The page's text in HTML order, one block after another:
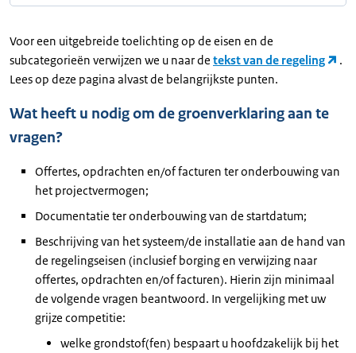
Voor een uitgebreide toelichting op de eisen en de
subcategorieën verwijzen we u naar de tekst van de regeling
.
Lees op deze pagina alvast de belangrijkste punten.
Wat heeft u nodig om de groenverklaring aan te
vragen?
Offertes, opdrachten en/of facturen ter onderbouwing van
het projectvermogen;
Documentatie ter onderbouwing van de startdatum;
Beschrijving van het systeem/de installatie aan de hand van
de regelingseisen (inclusief borging en verwijzing naar
offertes, opdrachten en/of facturen). Hierin zijn minimaal
de volgende vragen beantwoord. In vergelijking met uw
grijze competitie:
welke grondstof(fen) bespaart u hoofdzakelijk bij het